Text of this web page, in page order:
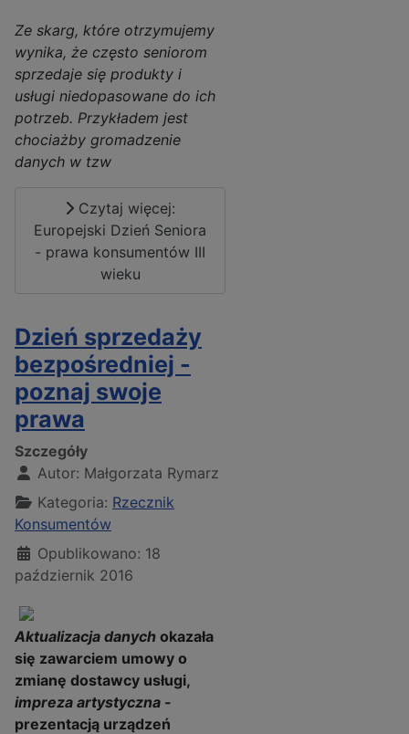
Ze skarg, które otrzymujemy
wynika, że często seniorom
sprzedaje się produkty i
usługi niedopasowane do ich
potrzeb. Przykładem jest
chociażby gromadzenie
danych w tzw
Czytaj więcej:
Europejski Dzień Seniora
- prawa konsumentów III
wieku
Dzień sprzedaży
bezpośredniej -
poznaj swoje
prawa
Szczegóły
Autor: Małgorzata Rymarz
Kategoria: Rzecznik
Konsumentów
Opublikowano: 18
październik 2016
Aktualizacja danych okazała
się zawarciem umowy o
zmianę dostawcy usługi,
impreza artystyczna -
prezentacją urządzeń